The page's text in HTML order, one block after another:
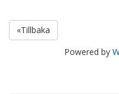
«Tillbaka
Powered by